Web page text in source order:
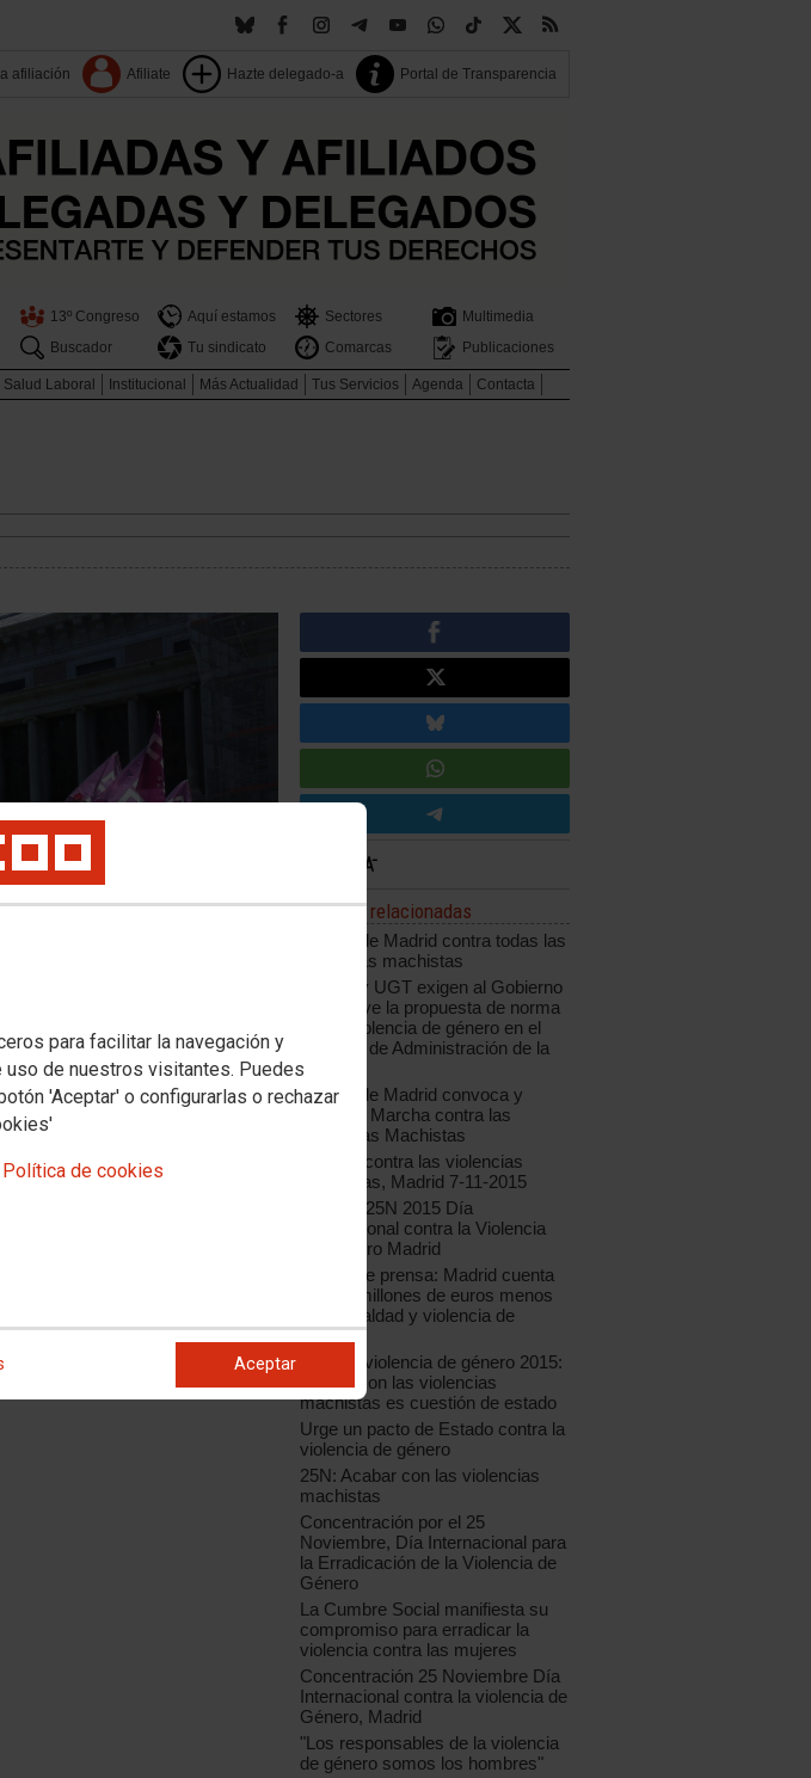
para facilitar la navegación y
de nuestros visitantes. Puedes
'Aceptar' o configurarlas o rechazar
Política de cookies
Aceptar
afiliación Afiliate Hazte delegado-a Portal de Transparencia
13º Congreso Aquí estamos Sectores
Multimedia
Buscador
Tu sindicato Comarcas Publicaciones
Salud Laboral Institucional Más Actualidad Tus Servicios Agenda Contacta
Paseo del Prado) para volver a
asesinadas en la última semana a
Astorga elevan a 31 las personas
Noticias relacionadas
CCOO de Madrid contra todas las
violencias machistas
CCOO y UGT exigen al Gobierno
que apoye la propuesta de norma
sobre violencia de género en el
Consejo de Administración de la
OIT
CCOO de Madrid convoca y
apoya la Marcha contra las
Violencias Machistas
Marcha contra las violencias
machistas, Madrid 7-11-2015
Tarjetón 25N 2015 Día
Internacional contra la Violencia
de Género Madrid
Rueda de prensa: Madrid cuenta
con 20 millones de euros menos
para igualdad y violencia de
género
Informe violencia de género 2015:
acabar con las violencias
machistas es cuestión de estado
Urge un pacto de Estado contra la
violencia de género
25N: Acabar con las violencias
machistas
Concentración por el 25
Noviembre, Día Internacional para
la Erradicación de la Violencia de
Género
La Cumbre Social manifiesta su
compromiso para erradicar la
violencia contra las mujeres
Concentración 25 Noviembre Día
Internacional contra la violencia de
Género, Madrid
"Los responsables de la violencia
de género somos los hombres"